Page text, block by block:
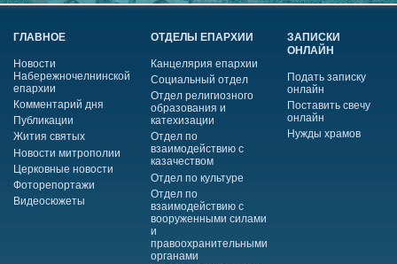
ГЛАВНОЕ
Новости
Набережночелнинской
епархии
Комментарий дня
Публикации
Жития святых
Новости митрополии
Церковные новости
Фоторепортажи
Видеосюжеты
ОТДЕЛЫ ЕПАРХИИ
Канцелярия епархии
Социальный отдел
Отдел религиозного
образования и
катехизации
Отдел по
взаимодействию с
казачеством
Отдел по культуре
Отдел по
взаимодействию с
вооруженными силами
и
правоохранительными
органами
ЗАПИСКИ
ОНЛАЙН
Подать записку
онлайн
Поставить свечу
онлайн
Нужды храмов